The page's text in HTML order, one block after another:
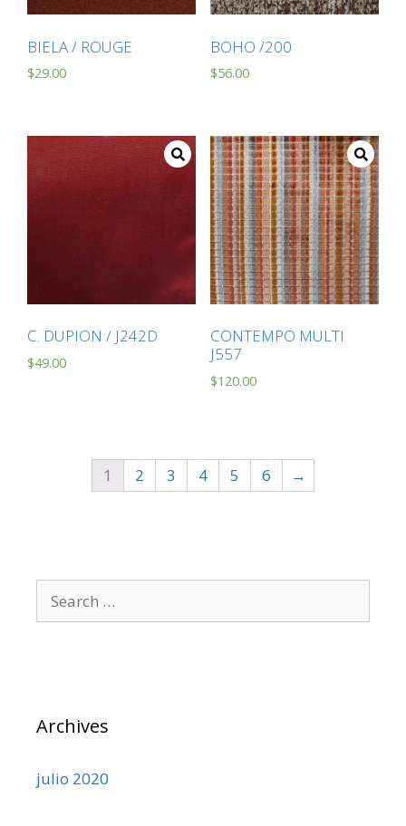
BIELA / ROUGE
$29.00
BOHO /200
$56.00
C. DUPION / J242D
$49.00
CONTEMPO MULTI
J557
$120.00
1 2 3 4 5 6 →
Archives
julio 2020